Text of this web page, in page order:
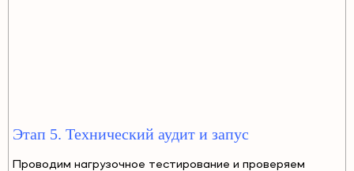
Этап 5. Технический аудит и запус
Проводим нагрузочное тестирование и проверяем